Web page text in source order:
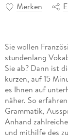
Merken
Sie wollen
stundenlang
Sie ab? Dann ist
kurzen, auf 15
es Ihnen auf
näher. So
Grammatik,
Anhand
und mithilfe des